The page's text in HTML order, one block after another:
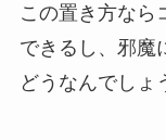
この置き方なら
できるし、 邪魔
どうなんでしょ